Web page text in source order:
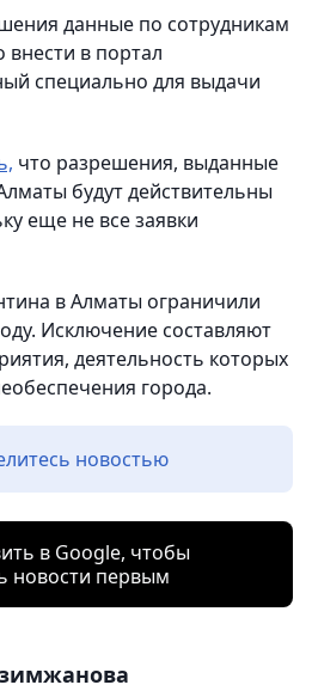
данные по сотрудникам
в портал
специально для выдачи
что разрешения, выданные
будут действительны
еще не все заявки
в Алматы ограничили
Исключение составляют
деятельность которых
города.
новостью
в Google, чтобы
новости первым